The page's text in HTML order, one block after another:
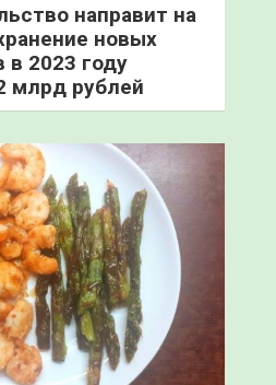
направит на
новых
в 2023 году
млрд рублей